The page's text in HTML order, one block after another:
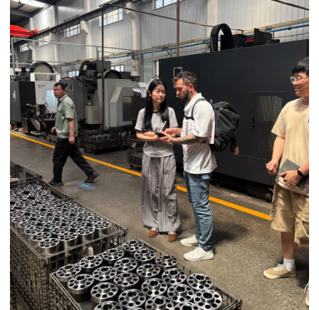
ИНДИВИДУАЛЬНЫЕ УСЛУГИ
Выгодные условия
Сертификация грузов
Консолидация грузов
Сопровождение грузов
Таможенное оформление
Страхование груза
Временное хранение
Организация производства
Проверка качества товара
Оплата и переговоры
с поставщиком
Инспекция поставщика
Товары для маркетплейсов
Получить консультацию